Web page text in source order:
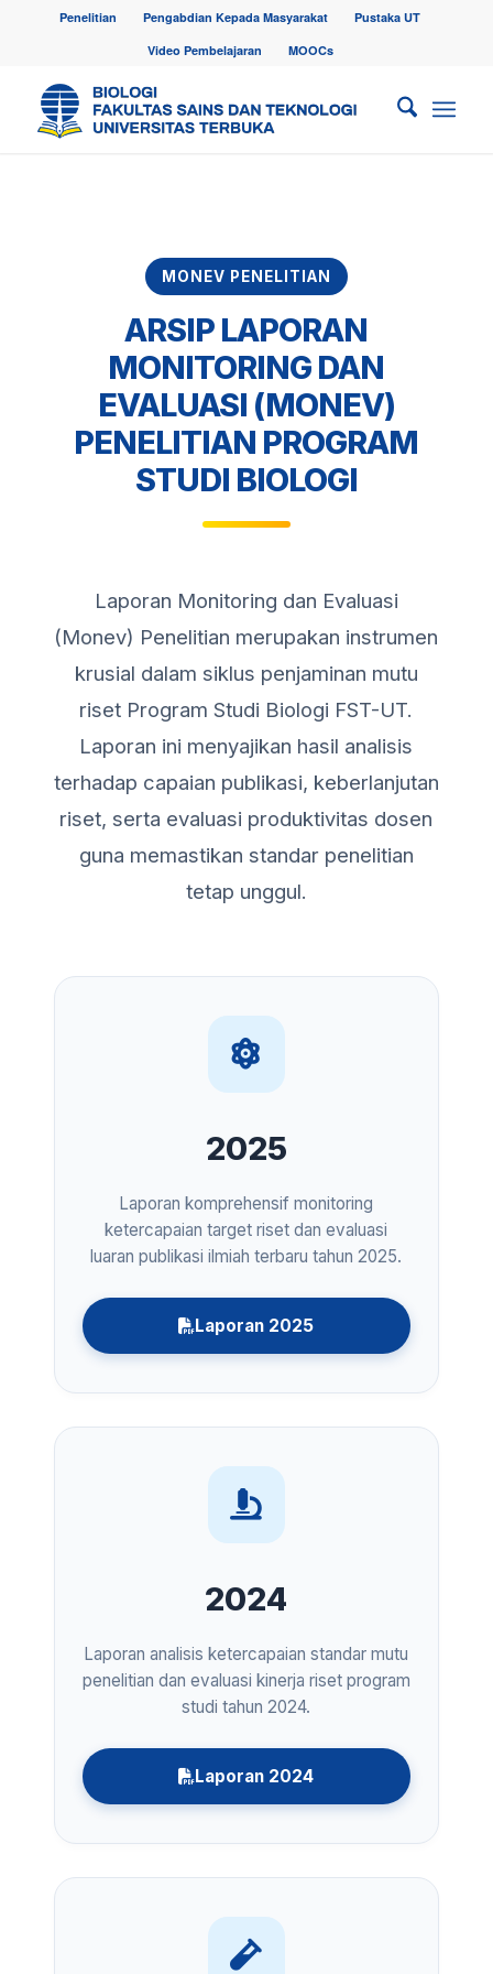
Penelitian Pengabdian Kepada Masyarakat
Pustaka UT
Video Pembelajaran
MOOCs
MONEV PENELITIAN
ARSIP LAPORAN
MONITORING DAN
EVALUASI (MONEV)
PENELITIAN PROGRAM
STUDI BIOLOGI
Laporan Monitoring dan Evaluasi
(Monev) Penelitian merupakan instrumen
krusial dalam siklus penjaminan mutu
riset Program Studi Biologi FST-UT.
Laporan ini menyajikan hasil analisis
terhadap capaian publikasi, keberlanjutan
riset, serta evaluasi produktivitas dosen
guna memastikan standar penelitian
tetap unggul.
2025
Laporan komprehensif monitoring
ketercapaian target riset dan evaluasi
luaran publikasi ilmiah terbaru tahun 2025.
Laporan 2025
2024
Laporan analisis ketercapaian standar mutu
penelitian dan evaluasi kinerja riset program
studi tahun 2024.
Laporan 2024